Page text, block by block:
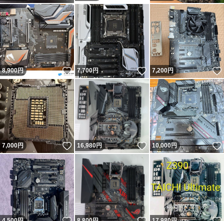
8,900円 いいね！
7,700円 いいね！
7,200円
7,000円 いいね！
16,980円 いいね！
10,000円